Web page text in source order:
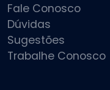
Fale Conosco
Dúvidas
Sugestões
Trabalhe Conosco